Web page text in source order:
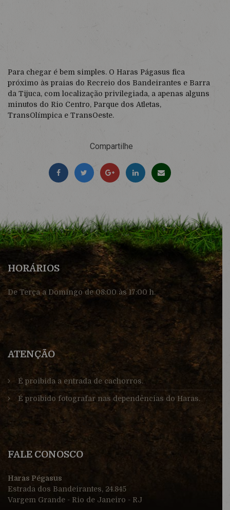
Para chegar é bem simples. O Haras Págasus fica
próximo às praias do Recreio dos Bandeirantes e Barra
da Tijuca, com localização privilegiada, a apenas alguns
minutos do Rio Centro, Parque dos Atletas,
TransOlímpica e TransOeste.
Compartilhe
HORÁRIOS
De Terça a Domingo de 08:00 às 17:00 h.
ATENÇÃO
É proibida a entrada de cachorros.
É proibido fotografar nas dependências do Haras.
FALE CONOSCO
Haras Pégasus
Estrada dos Bandeirantes, 24.845
Vargem Grande - Rio de Janeiro - RJ